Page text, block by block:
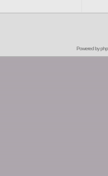
Powered by